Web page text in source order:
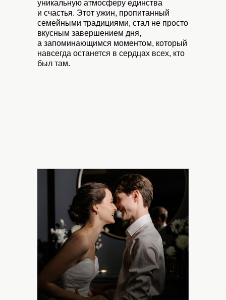
уникальную атмосферу единства
и счастья. Этот ужин, пропитанный
семейными традициями, стал не просто
вкусным завершением дня,
а запоминающимся моментом, который
навсегда останется в сердцах всех, кто
был там.